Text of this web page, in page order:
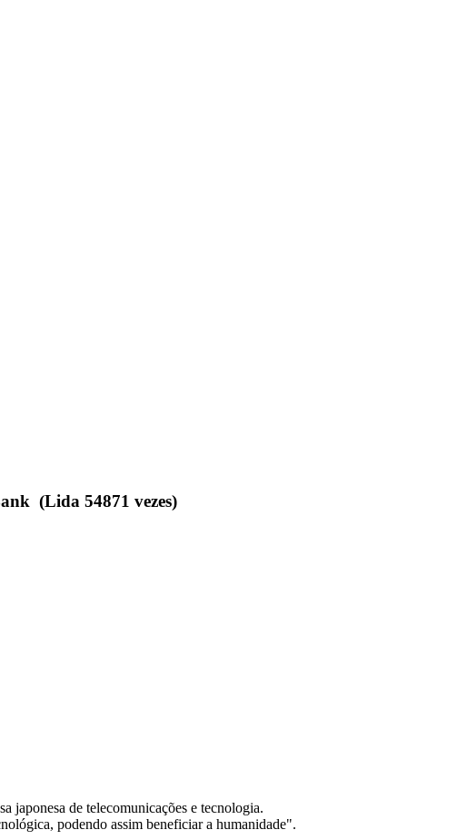
(Lida 54871 vezes)
japonesa de telecomunicações e tecnologia.
podendo assim beneficiar a humanidade".